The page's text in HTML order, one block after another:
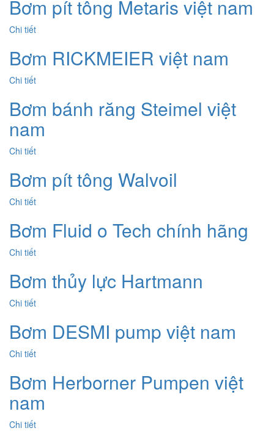
Bơm pít tông Metaris việt nam
Chi tiết
Bơm RICKMEIER việt nam
Chi tiết
Bơm bánh răng Steimel việt
nam
Chi tiết
Bơm pít tông Walvoil
Chi tiết
Bơm Fluid o Tech chính hãng
Chi tiết
Bơm thủy lực Hartmann
Chi tiết
Bơm DESMI pump việt nam
Chi tiết
Bơm Herborner Pumpen việt
nam
Chi tiết